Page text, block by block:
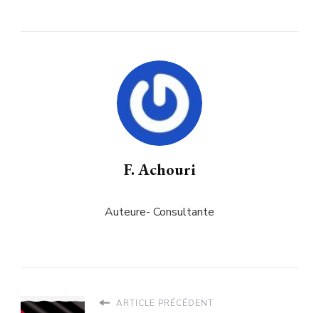
F. Achouri
Auteure- Consultante
ARTICLE PRÉCÉDENT